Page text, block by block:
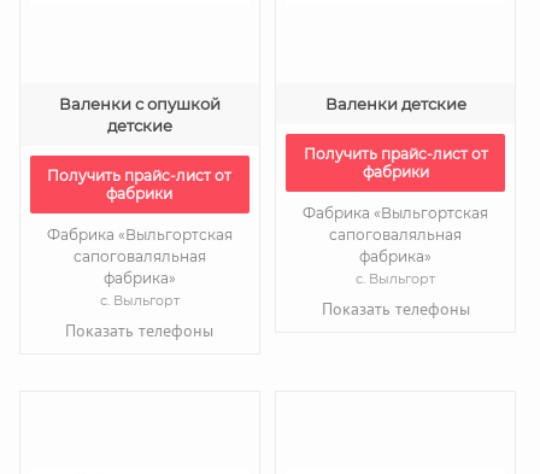
Валенки с опушкой
детские
Получить прайс-лист от
фабрики
Фабрика «Выльгортская
сапоговаляльная
фабрика»
с. Выльгорт
Показать телефоны
Валенки детские
Получить прайс-лист от
фабрики
Фабрика «Выльгортская
сапоговаляльная
фабрика»
с. Выльгорт
Показать телефоны